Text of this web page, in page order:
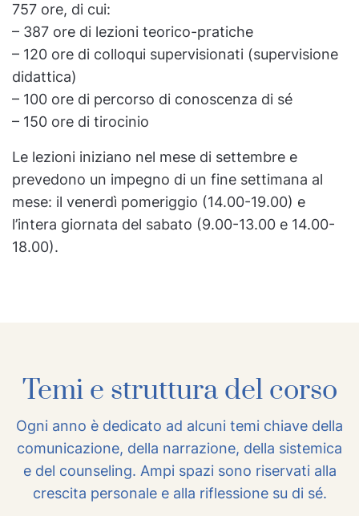
757 ore, di cui:
– 387 ore di lezioni teorico-pratiche
– 120 ore di colloqui supervisionati (supervisione
didattica)
– 100 ore di percorso di conoscenza di sé
– 150 ore di tirocinio
Le lezioni iniziano nel mese di settembre e
prevedono un impegno di un fine settimana al
mese: il venerdì pomeriggio (14.00-19.00) e
l’intera giornata del sabato (9.00-13.00 e 14.00-
18.00).
Temi e struttura del corso
Ogni anno è dedicato ad alcuni temi chiave della
comunicazione, della narrazione, della sistemica
e del counseling. Ampi spazi sono riservati alla
crescita personale e alla riflessione su di sé.